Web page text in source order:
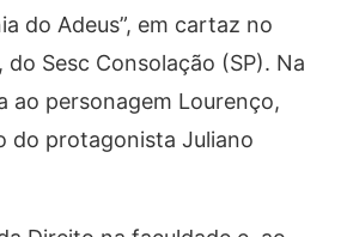
do Adeus”, em cartaz no
Sesc Consolação (SP). Na
ao personagem Lourenço,
do protagonista Juliano